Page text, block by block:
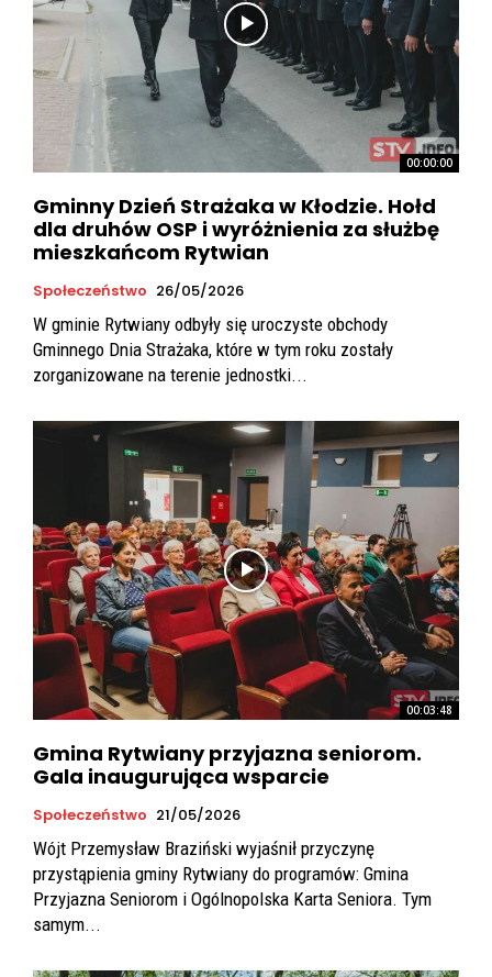
00:00:00
Gminny Dzień Strażaka w Kłodzie. Hołd
dla druhów OSP i wyróżnienia za służbę
mieszkańcom Rytwian
Społeczeństwo 26/05/2026
W gminie Rytwiany odbyły się uroczyste obchody
Gminnego Dnia Strażaka, które w tym roku zostały
zorganizowane na terenie jednostki...
00:03:48
Gmina Rytwiany przyjazna seniorom.
Gala inaugurująca wsparcie
Społeczeństwo 21/05/2026
Wójt Przemysław Braziński wyjaśnił przyczynę
przystąpienia gminy Rytwiany do programów: Gmina
Przyjazna Seniorom i Ogólnopolska Karta Seniora. Tym
samym...